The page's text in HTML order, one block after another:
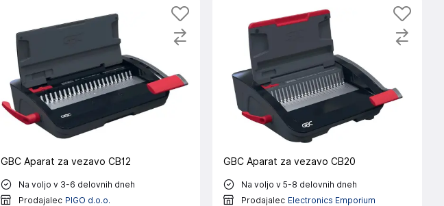
GBC Aparat za vezavo CB12
Na voljo v 3-6 delovnih dneh
Prodajalec PIGO d.o.o.
GBC Aparat za vezavo CB20
Na voljo v 5-8 delovnih dneh
Prodajalec Electronics Emporium